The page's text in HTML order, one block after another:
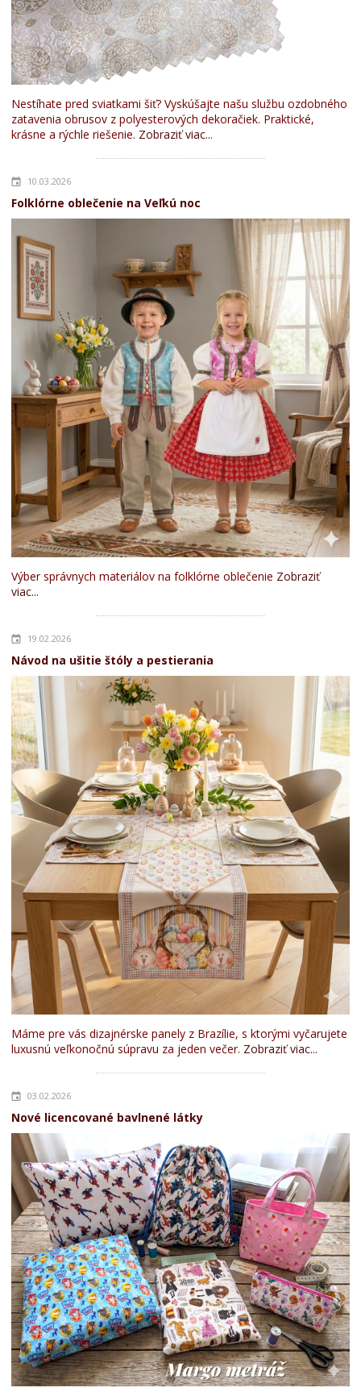
Nestíhate pred sviatkami šiť? Vyskúšajte našu službu ozdobného
zatavenia obrusov z polyesterových dekoračiek. Praktické,
krásne a rýchle riešenie. Zobraziť viac...
10.03.2026
Folklórne oblečenie na Veľkú noc
Výber správnych materiálov na folklórne oblečenie Zobraziť
viac...
19.02.2026
Návod na ušitie štóly a pestierania
Máme pre vás dizajnérske panely z Brazílie, s ktorými vyčarujete
luxusnú veľkonočnú súpravu za jeden večer. Zobraziť viac...
03.02.2026
Nové licencované bavlnené látky